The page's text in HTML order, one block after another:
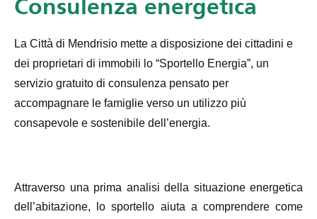
Consulenza energetica
La Città di Mendrisio mette a disposizione dei cittadini e
dei proprietari di immobili lo “Sportello Energia”, un
servizio gratuito di consulenza pensato per
accompagnare le famiglie verso un utilizzo più
consapevole e sostenibile dell’energia.
Attraverso una prima analisi della situazione energetica
dell’abitazione, lo sportello aiuta a comprendere come